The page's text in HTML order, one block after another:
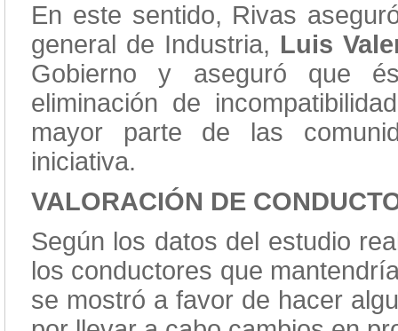
En este sentido, Rivas
general de Industria, Luis
Gobierno y aseguró que
eliminación de
mayor parte de las
iniciativa.
VALORACIÓN DE
Según los datos del estudio
los conductores que
se mostró a favor de hacer